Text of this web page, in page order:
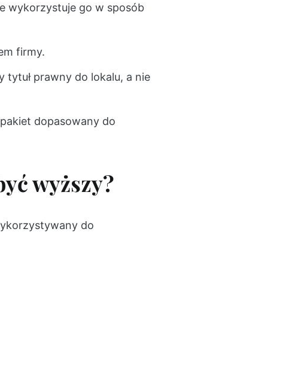
wykorzystuje go w sposób
firmy.
tytuł prawny do lokalu, a nie
dopasowany do
wyższy?
do